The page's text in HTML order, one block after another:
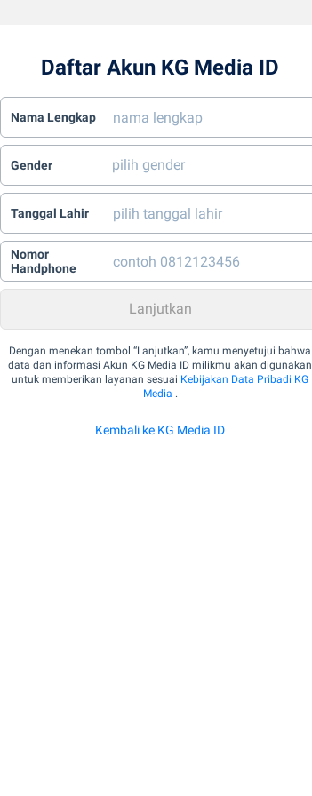
Daftar Akun KG Media ID
Nama Lengkap
Gender
Tanggal Lahir
Nomor
Handphone
Dengan menekan tombol “Lanjutkan”, kamu menyetujui bahwa
data dan informasi Akun KG Media ID milikmu akan digunakan
untuk memberikan layanan sesuai Kebijakan Data Pribadi KG
Media .
Kembali ke KG Media ID